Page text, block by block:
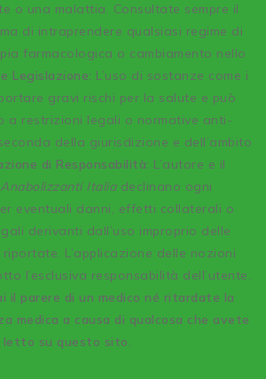
o una malattia. Consultate sempre il
di intraprendere qualsiasi regime di
farmacologica o cambiamento nello
Legislazione: L’uso di sostanze come i
gravi rischi per la salute e può
a restrizioni legali o normative anti-
della giurisdizione e dell’ambito
di Responsabilità: L’autore e il
Italiadeclinano ogni
eventuali danni, effetti collaterali o
derivanti dall’uso improprio delle
L’applicazione delle nozioni
l’esclusiva responsabilità dell’utente.
il parere di un medico né ritardate la
medica a causa di qualcosa che avete
letto su questo sito.